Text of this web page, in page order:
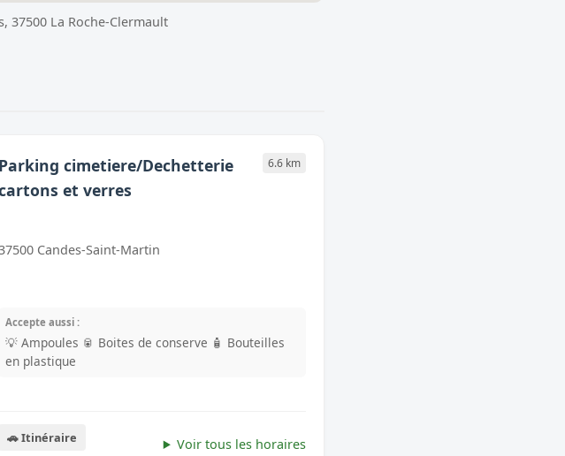
37500 La Roche-Clermault
Parking cimetiere/Dechetterie
et verres
6.6 km
Candes-Saint-Martin
Accepte aussi :
💡 Ampoules 🥫 Boites de conserve 🧴 Bouteilles
en plastique
🚗 Itinéraire Voir tous les horaires